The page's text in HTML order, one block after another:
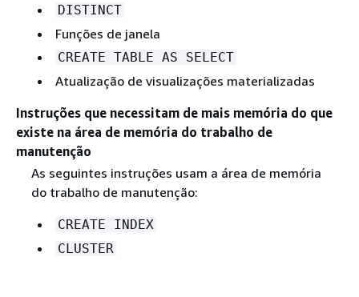
DISTINCT
Funções de janela
CREATE TABLE AS SELECT
Atualização de visualizações materializadas
Instruções que necessitam de mais memória do que
existe na área de memória do trabalho de
manutenção
As seguintes instruções usam a área de memória
do trabalho de manutenção:
CREATE INDEX
CLUSTER